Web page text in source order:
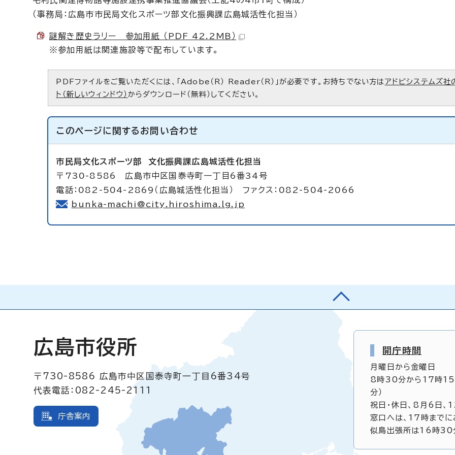
（事務局：広島市市民局文化スポーツ部文化振興課広島城活性化担当）
謎解き歴史ラリー 参加用紙 （PDF 42.2MB）
※参加用紙は関連施設等で配布しています。
PDFファイルをご覧いただくには、「Adobe（R） Reader（R）」が必要です。お持ちでない方は アドビシステムズ社
ト（新しいウィンドウ） からダウンロード（無料）してください。
このページに関する お問い合わせ
市民局文化スポーツ部 文化振興課広島城活性化担当
〒730-8586 広島市中区国泰寺町一丁目6番34号
電話：082-504-2869（広島城活性化担当） ファクス：082-504-2066
bunka-machi@city.hiroshima.lg.jp
広島市役所
〒730-8586
広島市中区国泰寺町一丁目6番34号
代表電話：082-245-2111
庁舎案内
開庁時間
月曜日から金曜日
8時30分から17時15
分）
祝日・休日、8月6日
窓口へは、17時までに
似島出張所は16時30